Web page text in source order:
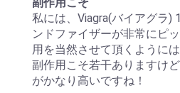
お買い物を続ける
副作用こそ
私には、Viagra(バイアグラ)
ンドファイザーが非常にピ
用を当然させて頂くようには
副作用こそ若干ありますけ
がかなり高いですね！